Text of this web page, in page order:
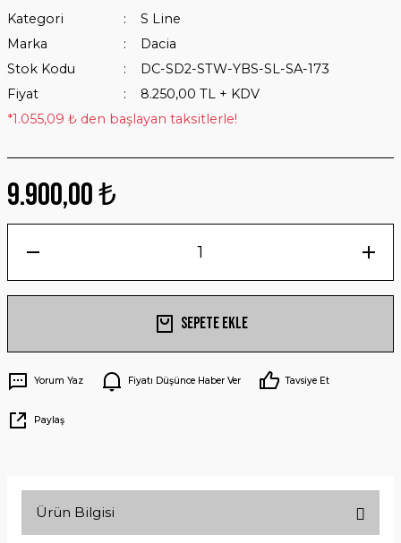
Kategori
S Line
Marka
Dacia
Stok Kodu
DC-SD2-STW-YBS-SL-SA-173
Fiyat
8.250,00 TL + KDV
*1.055,09 ₺ den başlayan taksitlerle!
9.900,00 ₺
Sepete Ekle
Yorum Yaz Fiyatı Düşünce Haber Ver Tavsiye Et
Paylaş
Ürün Bilgisi